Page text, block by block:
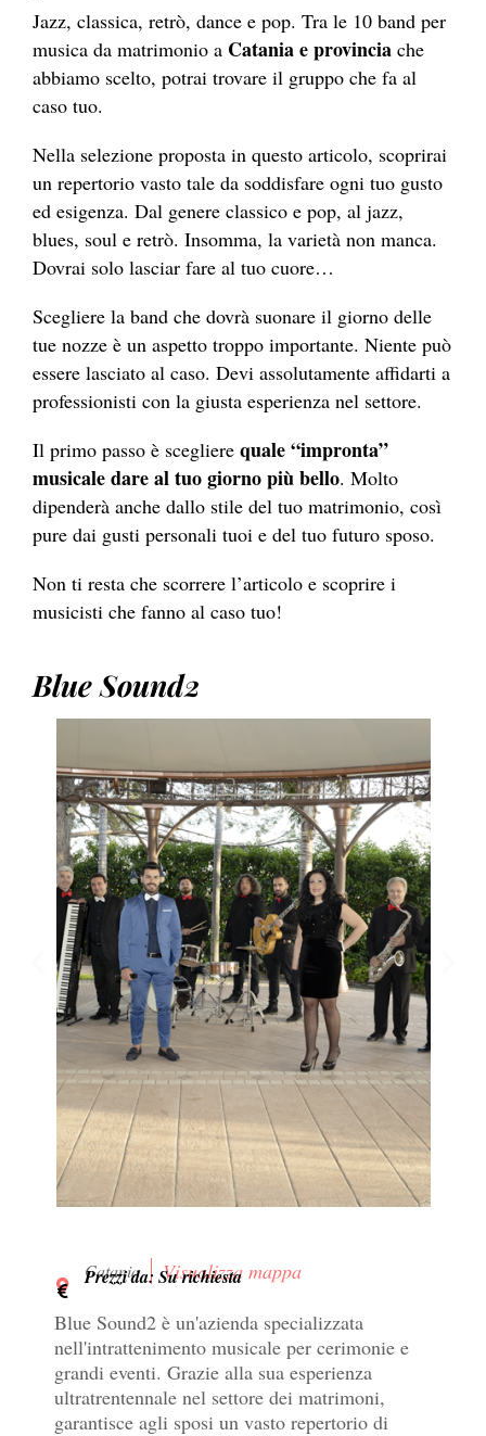
Jazz, classica, retrò, dance e pop. Tra le 10 band per
musica da matrimonio a Catania e provincia che
abbiamo scelto, potrai trovare il gruppo che fa al
caso tuo.
Nella selezione proposta in questo articolo, scoprirai
un repertorio vasto tale da soddisfare ogni tuo gusto
ed esigenza. Dal genere classico e pop, al jazz,
blues, soul e retrò. Insomma, la varietà non manca.
Dovrai solo lasciar fare al tuo cuore…
Scegliere la band che dovrà suonare il giorno delle
tue nozze è un aspetto troppo importante. Niente può
essere lasciato al caso. Devi assolutamente affidarti a
professionisti con la giusta esperienza nel settore.
Il primo passo è scegliere quale “impronta”
musicale dare al tuo giorno più bello. Molto
dipenderà anche dallo stile del tuo matrimonio, così
pure dai gusti personali tuoi e del tuo futuro sposo.
Non ti resta che scorrere l’articolo e scoprire i
musicisti che fanno al caso tuo!
Blue Sound2
Catania Visualizza mappa
Prezzi da: Su richiesta
Blue Sound2 è un'azienda specializzata
nell'intrattenimento musicale per cerimonie e
grandi eventi. Grazie alla sua esperienza
ultratrentennale nel settore dei matrimoni,
garantisce agli sposi un vasto repertorio di